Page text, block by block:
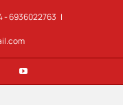
- 6936022763 |
YouTube